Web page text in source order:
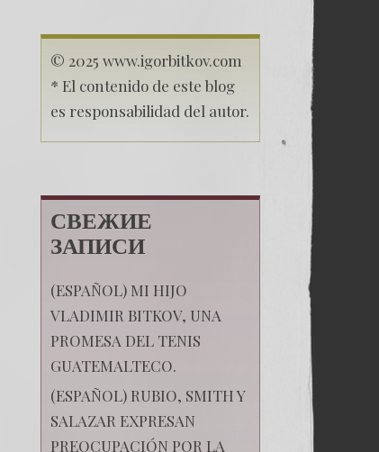
© 2025 www.igorbitkov.com
* El contenido de este blog
es responsabilidad del autor.
СВЕЖИЕ
ЗАПИСИ
(ESPAÑOL) MI HIJO
VLADIMIR BITKOV, UNA
PROMESA DEL TENIS
GUATEMALTECO.
(ESPAÑOL) RUBIO, SMITH Y
SALAZAR EXPRESAN
PREOCUPACIÓN POR LA